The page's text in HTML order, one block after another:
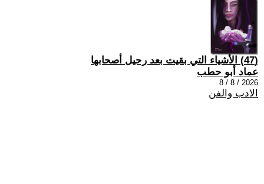
(47) الأشياء التي بقيت بعد رحيل أصحابها
عماد أبو حطب
2026 / 8 / 8
الادب والفن